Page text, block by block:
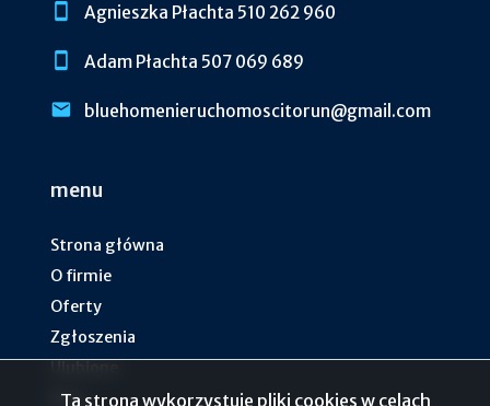
Agnieszka Płachta 510 262 960
Adam Płachta 507 069 689
bluehomenieruchomoscitorun@gmail.com
menu
Strona główna
O firmie
Oferty
Zgłoszenia
Blog
Ta strona wykorzystuje pliki cookies w celach